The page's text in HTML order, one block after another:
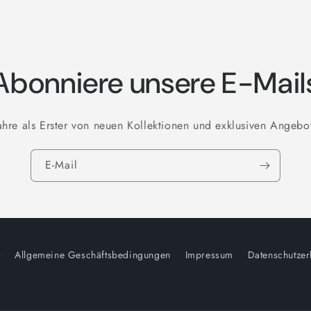
unsere E-
als Erster von neuen Kollektionen und exklusiven
E-Mail
Allgemeine Geschäftsbedingungen Impressum